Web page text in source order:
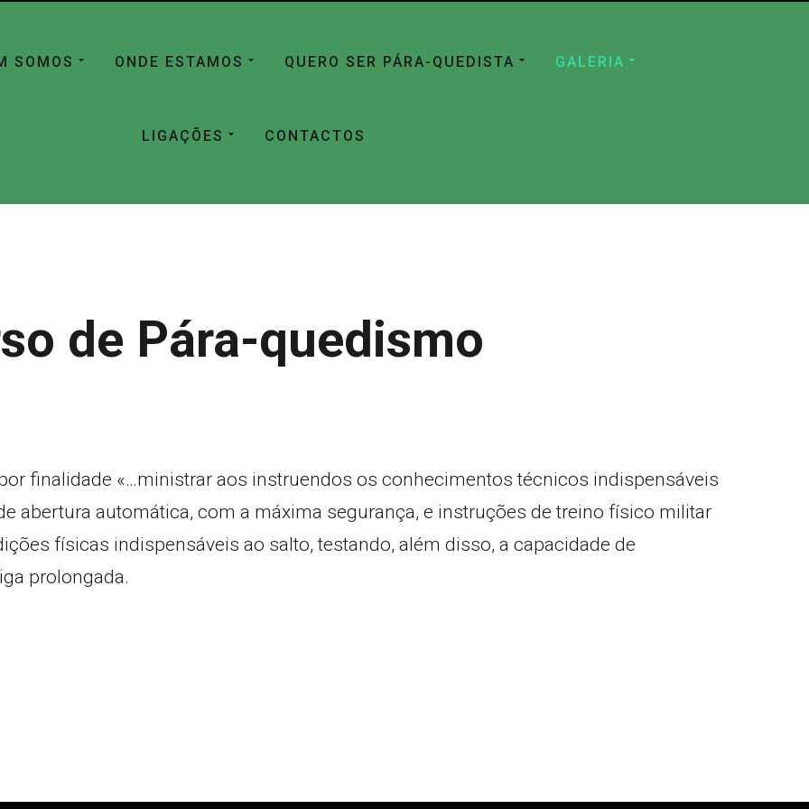
SOMOS ONDE ESTAMOS QUERO SER PÁRA-QUEDISTA GALERIA
LIGAÇÕES CONTACTOS
de Pára-quedismo
finalidade «…ministrar aos instruendos os conhecimentos técnicos indispensáveis
abertura automática, com a máxima segurança, e instruções de treino físico militar
físicas indispensáveis ao salto, testando, além disso, a capacidade de
prolongada.